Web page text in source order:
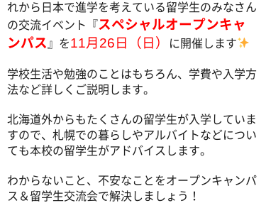
卒業生からのメッセージ
れから日本で進学を考えている留学生のみなさん
の交流イベント『スペシャルオープンキャ
ンパス 』を11月26日（日） に開催します
学校生活や勉強のことはもちろん、学費や入学方
法など詳しくご説明します。
北海道外からもたくさんの留学生が入学していま
すので、札幌での暮らしやアルバイトなどについ
ても本校の留学生がアドバイスします。
わからないこと、不安なことをオープンキャンパ
ス＆留学生交流会で解決しましょう！